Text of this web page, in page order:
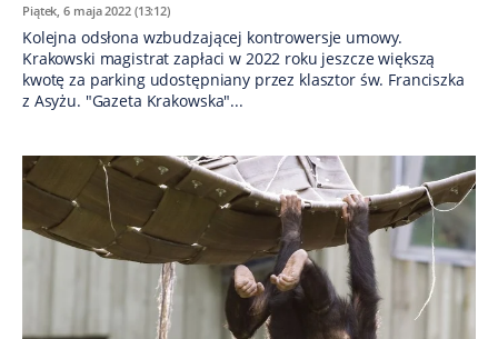
Piątek, 6 maja 2022 (13:12)
Kolejna odsłona wzbudzającej kontrowersje umowy.
Krakowski magistrat zapłaci w 2022 roku jeszcze większą
kwotę za parking udostępniany przez klasztor św. Franciszka
z Asyżu. "Gazeta Krakowska"...